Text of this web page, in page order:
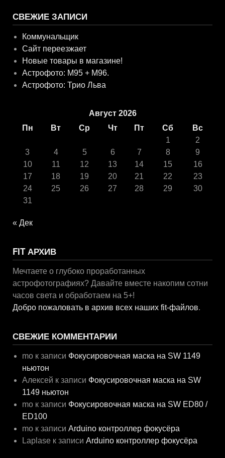
СВЕЖИЕ ЗАПИСИ
Коммунальщик
Сайт переезжает
Новые товары в магазине!
Астрофото: M95 + M96.
Астрофото: Трио Льва
Август 2026
Пн
Вт Ср Чт Пт Сб
Вс
1
2
3
4 5 6 7 8
9
10
11 12 13 14 15
16
17
18 19 20 21 22
23
24
25 26 27 28 29
30
31
« Дек
FIT АРХИВ
Мечтаете о глубоко проработанных
астрофотографиях? Давайте вместе накопим сотни
часов света и обработаем на 5+!
Добро пожаловать в архив всех наших fit-файлов.
СВЕЖИЕ КОММЕНТАРИИ
mo к записи Фокусировочная маска на SW 1149
ньютон
Алексей к записи Фокусировочная маска на SW
1149 ньютон
mo к записи Фокусировочная маска на SW ED80 /
ED100
mo к записиArduino контроллер фокусёра
Laplase к записиArduino контроллер фокусёра